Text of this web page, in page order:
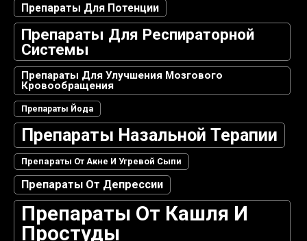
Препараты Для Потенции
Препараты Для Респираторной
Системы
Препараты Для Улучшения Мозгового
Кровообращения
Препараты Йода
Препараты Назальной Терапии
Препараты От Акне И Угревой Сыпи
Препараты От Депрессии
Препараты От Кашля И
Простуды